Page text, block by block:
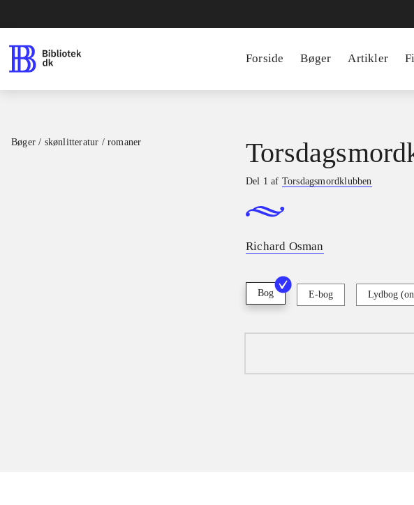
Forside Bøger Artikler
Bøger / skønlitteratur / romaner
Del 1 af Torsdagsmordklubben
Richard Osman
Bog E-bog Lydbog